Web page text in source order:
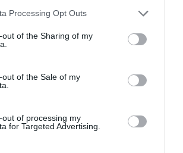
website/app uses one or more Google
visit or usage behaviour. You may click to
to Google and its third-party tags to
specified purposes in below Google
Processing Opt Outs
out of the Sharing of my
out of the Sale of my
out of processing my
for Targeted Advertising.